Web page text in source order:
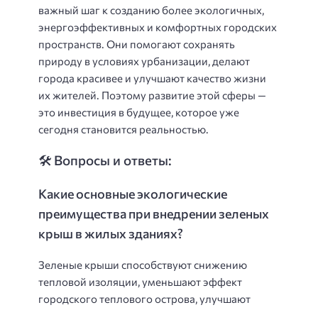
важный шаг к созданию более экологичных,
энергоэффективных и комфортных городских
пространств. Они помогают сохранять
природу в условиях урбанизации, делают
города красивее и улучшают качество жизни
их жителей. Поэтому развитие этой сферы —
это инвестиция в будущее, которое уже
сегодня становится реальностью.
🛠️ Вопросы и ответы:
Какие основные экологические
преимущества при внедрении зеленых
крыш в жилых зданиях?
Зеленые крыши способствуют снижению
тепловой изоляции, уменьшают эффект
городского теплового острова, улучшают